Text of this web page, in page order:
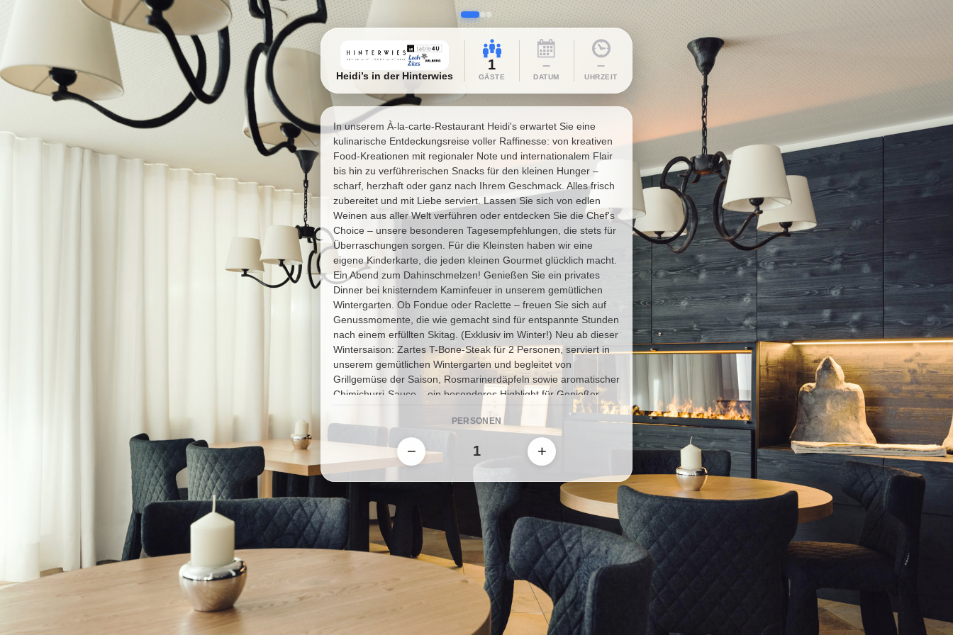
Heidi’s in der Hinterwies
1
GÄSTE
–
DATUM
–
UHRZEIT
In unserem À-la-carte-Restaurant Heidi's erwartet Sie eine
kulinarische Entdeckungsreise voller Raffinesse: von kreativen
Food-Kreationen mit regionaler Note und internationalem Flair
bis hin zu verführerischen Snacks für den kleinen Hunger –
scharf, herzhaft oder ganz nach Ihrem Geschmack. Alles frisch
zubereitet und mit Liebe serviert. Lassen Sie sich von edlen
Weinen aus aller Welt verführen oder entdecken Sie die Chef's
Choice – unsere besonderen Tagesempfehlungen, die stets für
Überraschungen sorgen. Für die Kleinsten haben wir eine
eigene Kinderkarte, die jeden kleinen Gourmet glücklich macht.
Ein Abend zum Dahinschmelzen! Genießen Sie ein privates
Dinner bei knisterndem Kaminfeuer in unserem gemütlichen
Wintergarten. Ob Fondue oder Raclette – freuen Sie sich auf
Genussmomente, die wie gemacht sind für entspannte Stunden
nach einem erfüllten Skitag. (Exklusiv im Winter!) Neu ab dieser
Wintersaison: Zartes T-Bone-Steak für 2 Personen, serviert in
unserem gemütlichen Wintergarten und begleitet von
Grillgemüse der Saison, Rosmarinerdäpfeln sowie aromatischer
Chimichurri-Sauce – ein besonderes Highlight für Genießer.
Und danach? Tauchen Sie in unser entspanntes Barambiente
ein, mit trendigen Drinks, chilliger Musik und einem Service, der
Sie mit Charme und Herzlichkeit verwöhnt. Wir freuen uns
darauf, Ihren Abend unvergesslich zu machen!
PERSONEN
− +